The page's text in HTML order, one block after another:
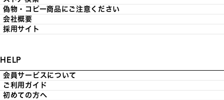
偽物・コピー商品にご注意ください
会社概要
採用サイト
HELP
会員サービスについて
ご利用ガイド
初めての方へ